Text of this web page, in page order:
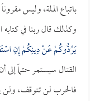
باتباع الملة، وليس
وكذلك قال ربنا في
يَرُدُّوكُمْ عَنْ دِينِكُمْ إِنِ
القتال سيستمر حتماً
فالحرب لن تتوقف، ولن